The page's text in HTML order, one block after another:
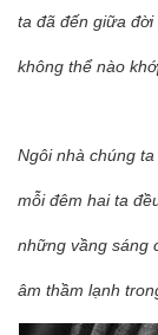
ta đã đến giữa
không thể nào
Ngôi nhà chúng
mỗi đêm hai ta
những vầng sáng
âm thầm lạnh